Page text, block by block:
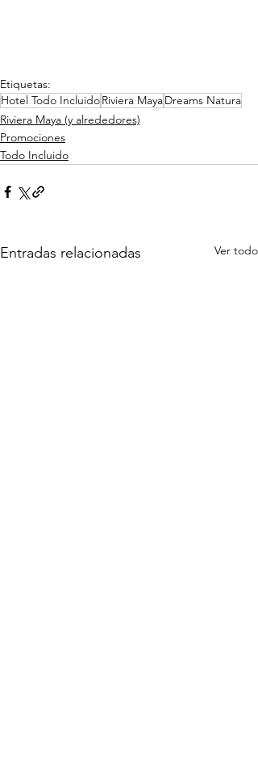
Etiquetas:
Hotel Todo IncluidoRiviera MayaDreams Natura
Riviera Maya (y alrededores)
Promociones
Todo Incluido
Entradas relacionadas Ver todo